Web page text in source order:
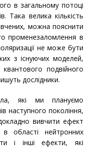
в загальному потоці
Така велика кількість
можна пояснити
променезаломлення в
не може бути
з існуючих моделей,
подвійного
дослідники.
які ми плануємо
наступного покоління,
вивчити ефект
в області нейтронних
і інші ефекти, які